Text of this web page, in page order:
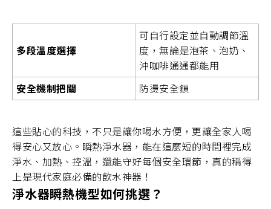
多段溫度選擇
可自行設定並自動調節溫
度，無論是泡茶、泡奶、
沖咖啡通通都能用
安全機制把關
防燙安全鎖
這些貼心的科技，不只是讓你喝水方便，更讓全家人喝
得安心又放心。瞬熱淨水器，能在這麼短的時間裡完成
淨水、加熱、控溫，還能守好每個安全環節，真的稱得
上是現代家庭必備的飲水神器！
淨水器瞬熱機型如何挑選？